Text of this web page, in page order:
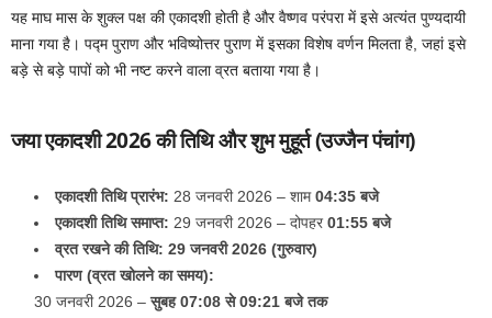
यह माघ मास के शुक्ल पक्ष की एकादशी होती है और वैष्णव परंपरा में इसे अत्यंत पुण्यदायी
माना गया है। पद्म पुराण और भविष्योत्तर पुराण में इसका विशेष वर्णन मिलता है, जहां इसे
बड़े से बड़े पापों को भी नष्ट करने वाला व्रत बताया गया है।
जया एकादशी 2026 की तिथि और शुभ मुहूर्त (उज्जैन पंचांग)
एकादशी तिथि प्रारंभ: 28 जनवरी 2026 – शाम04:35 बजे
एकादशी तिथि समाप्त: 29 जनवरी 2026 – दोपहर01:55 बजे
व्रत रखने की तिथि: 29 जनवरी 2026 (गुरुवार)
पारण (व्रत खोलने का समय):
30 जनवरी 2026 –सुबह 07:08 से 09:21 बजे तक